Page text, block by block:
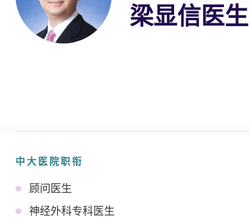
梁显信医生
中大医院职衔
顾问医生
神经外科专科医生